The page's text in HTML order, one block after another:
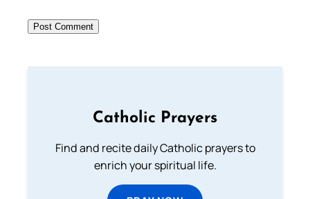
Catholic Prayers
Find and recite daily Catholic prayers to
enrich your spiritual life.